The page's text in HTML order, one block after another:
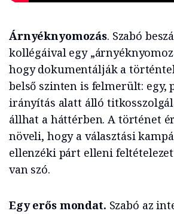
Árnyéknyomozás. Szabó
kollégáival egy
hogy dokumentálják a
belső szinten is felmerült: egy,
irányítás alatt álló
állhat a háttérben. A történet
növeli, hogy a választási
ellenzéki párt elleni
van szó.
Egy erős mondat. Szabó az